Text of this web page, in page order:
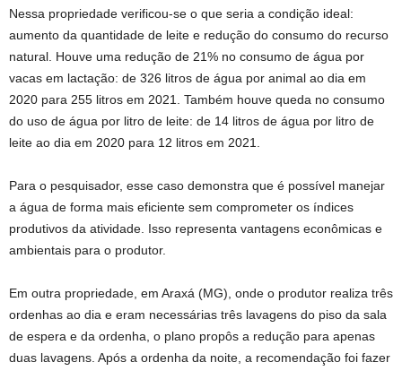
Nessa propriedade verificou-se o que seria a condição ideal:
aumento da quantidade de leite e redução do consumo do recurso
natural. Houve uma redução de 21% no consumo de água por
vacas em lactação: de 326 litros de água por animal ao dia em
2020 para 255 litros em 2021. Também houve queda no consumo
do uso de água por litro de leite: de 14 litros de água por litro de
leite ao dia em 2020 para 12 litros em 2021.
Para o pesquisador, esse caso demonstra que é possível manejar
a água de forma mais eficiente sem comprometer os índices
produtivos da atividade. Isso representa vantagens econômicas e
ambientais para o produtor.
Em outra propriedade, em Araxá (MG), onde o produtor realiza três
ordenhas ao dia e eram necessárias três lavagens do piso da sala
de espera e da ordenha, o plano propôs a redução para apenas
duas lavagens. Após a ordenha da noite, a recomendação foi fazer